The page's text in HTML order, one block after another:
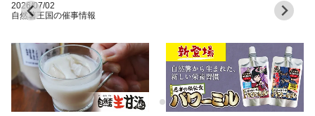
2026/07/02
自然薯王国の催事情報